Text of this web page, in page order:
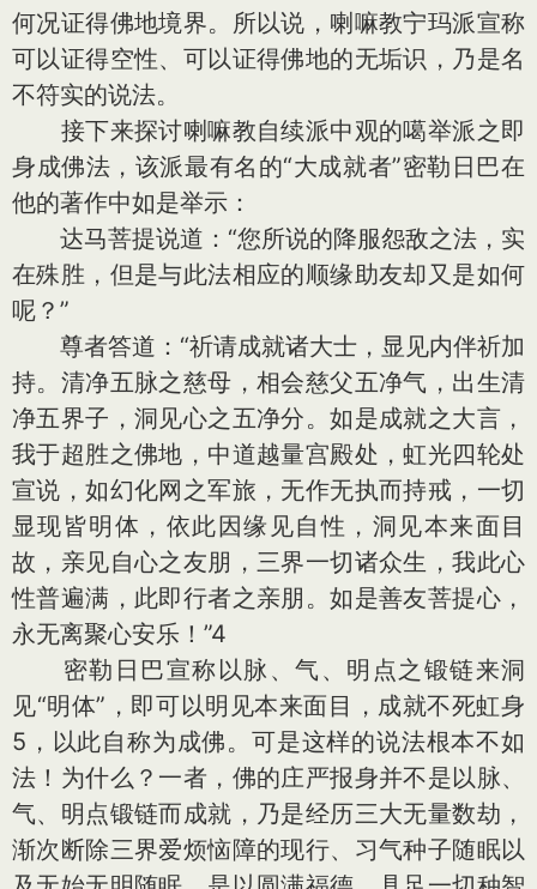
何况证得佛地境界。所以说，喇嘛教宁玛派宣称
可以证得空性、可以证得佛地的无垢识，乃是名
不符实的说法。
接下来探讨喇嘛教自续派中观的噶举派之即
身成佛法，该派最有名的“大成就者”密勒日巴在
他的著作中如是举示：
达马菩提说道：“您所说的降服怨敌之法，实
在殊胜，但是与此法相应的顺缘助友却又是如何
呢？”
尊者答道：“祈请成就诸大士，显见内伴祈加
持。清净五脉之慈母，相会慈父五净气，出生清
净五界子，洞见心之五净分。如是成就之大言，
我于超胜之佛地，中道越量宫殿处，虹光四轮处
宣说，如幻化网之军旅，无作无执而持戒，一切
显现皆明体，依此因缘见自性，洞见本来面目
故，亲见自心之友朋，三界一切诸众生，我此心
性普遍满，此即行者之亲朋。如是善友菩提心，
永无离聚心安乐！”4
密勒日巴宣称以脉、气、明点之锻链来洞
见“明体”，即可以明见本来面目，成就不死虹身
5，以此自称为成佛。可是这样的说法根本不如
法！为什么？一者，佛的庄严报身并不是以脉、
气、明点锻链而成就，乃是经历三大无量数劫，
渐次断除三界爱烦恼障的现行、习气种子随眠以